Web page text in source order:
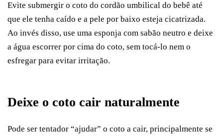
Evite submergir o coto do cordão umbilical do bebê até
que ele tenha caído e a pele por baixo esteja cicatrizada.
Ao invés disso, use uma esponja com sabão neutro e deixe
a água escorrer por cima do coto, sem tocá-lo nem o
esfregar para evitar irritação.
Deixe o coto cair naturalmente
Pode ser tentador “ajudar” o coto a cair, principalmente se